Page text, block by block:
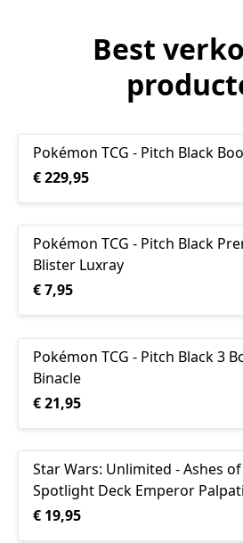
Best
Pokémon TCG - Pitch Black
€ 229,95
Pokémon TCG - Pitch Black
Blister Luxray
€ 7,95
Pokémon TCG - Pitch Black 3
Binacle
€ 21,95
Star Wars: Unlimited - Ashes
Spotlight Deck Emperor
€ 19,95